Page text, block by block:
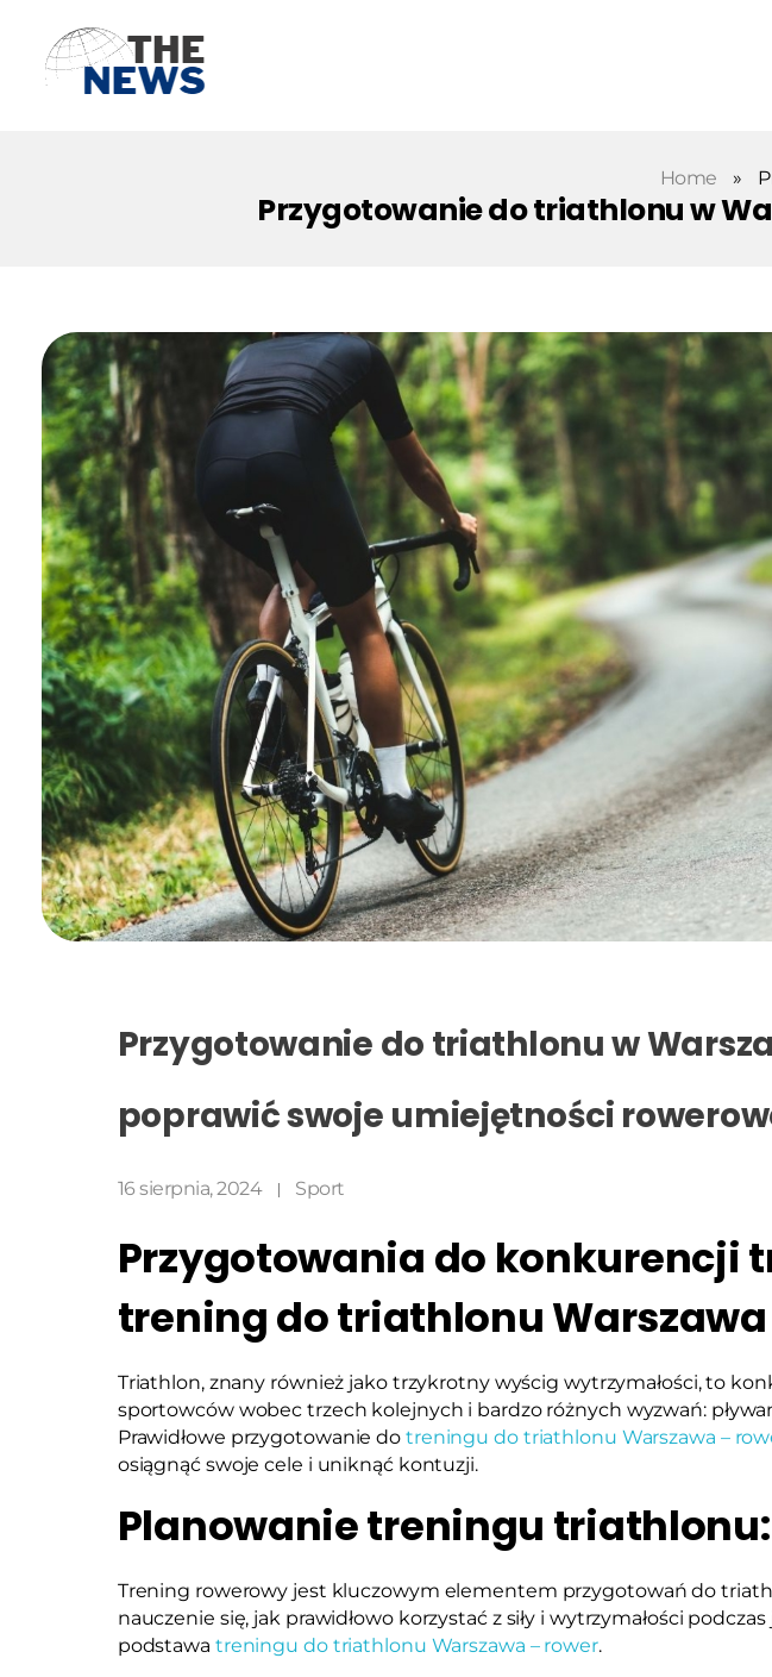
Home »
Przygotowanie do triathlonu w
Przygotowanie do triathlonu w
poprawić swoje umiejętności
16 sierpnia, 2024 Sport
Przygotowania do konkurencji
trening do triathlonu
Triathlon, znany również jako trzykrotny wyścig wytrzymałości, to
sportowców wobec trzech kolejnych i bardzo różnych wyzwań:
Prawidłowe przygotowanie do treningu do triathlonu Warszawa –
osiągnąć swoje cele i uniknąć kontuzji.
Planowanie treningu
Trening rowerowy jest kluczowym elementem przygotowań do
nauczenie się, jak prawidłowo korzystać z siły i wytrzymałości
podstawa treningu do triathlonu Warszawa – rower.